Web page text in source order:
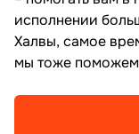
исполнении
Халвы, самое
мы тоже поможем